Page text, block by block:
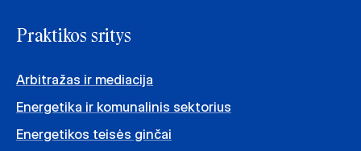
Praktikos sritys
Arbitražas ir mediacija
Energetika ir komunalinis sektorius
Energetikos teisės ginčai